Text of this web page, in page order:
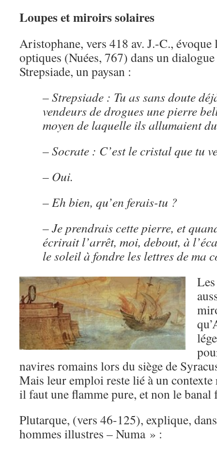
Loupes et miroirs solaires
Aristophane, vers 418 av. J.-C.,
optiques (Nuées, 767) dans un
Strepsiade, un paysan :
– Strepsiade : Tu as sans doute
vendeurs de drogues une pierre
moyen de laquelle ils allumaient
– Socrate : C’est le cristal que tu
– Oui.
– Eh bien, qu’en ferais-tu ?
– Je prendrais cette pierre, et
écrirait l’arrêt, moi, debout, à
le soleil à fondre les lettres de ma
navires romains lors du siège de
Mais leur emploi reste lié à un
il faut une flamme pure, et non le
Plutarque, (vers 46-125), explique,
hommes illustres – Numa » :